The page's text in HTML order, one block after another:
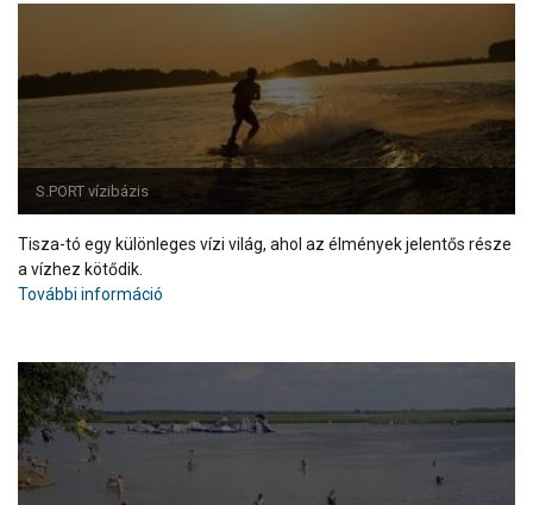
S.PORT vízibázis
Tisza-tó egy különleges vízi világ, ahol az élmények jelentős része
a vízhez kötődik.
További információ